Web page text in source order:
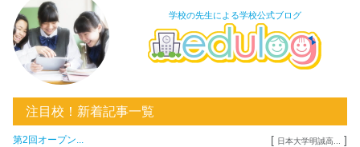
学校の先生による学校公式ブログ
注目校！新着記事一覧
第2回オープン... [ 日本大学明誠高... ]